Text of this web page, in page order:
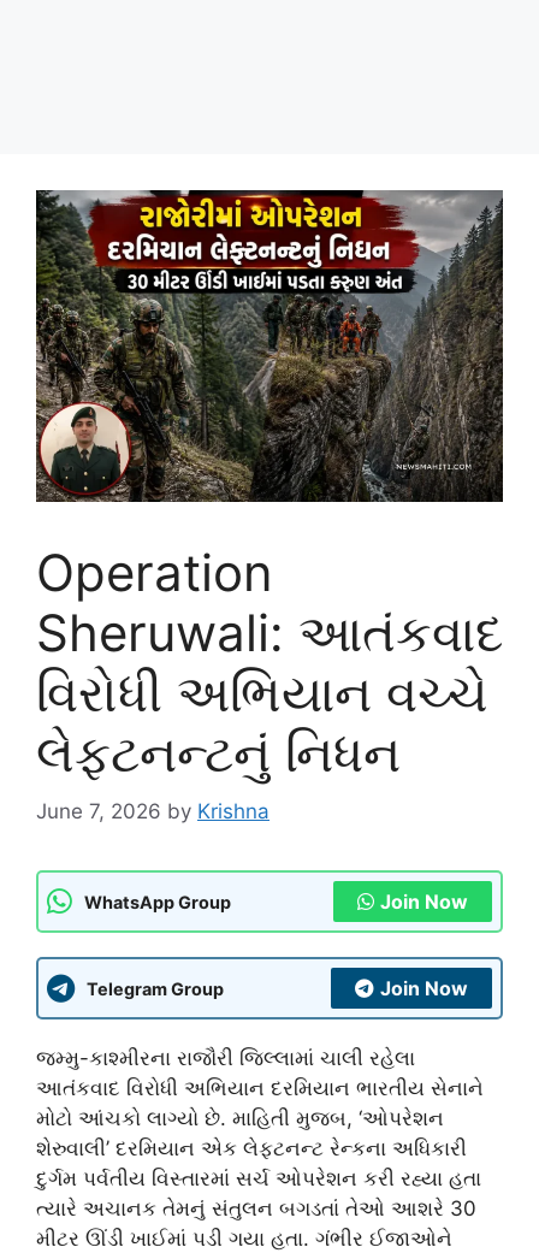
Operation
Sheruwali: આતંકવાદ
વિરોધી અભિયાન વચ્ચે
લેફ્ટનન્ટનું નિધન
June 7, 2026 by Krishna
WhatsApp Group Join Now
Telegram Group Join Now
જમ્મુ-કાશ્મીરના રાજૌરી જિલ્લામાં ચાલી રહેલા
આતંકવાદ વિરોધી અભિયાન દરમિયાન ભારતીય સેનાને
મોટો આંચકો લાગ્યો છે. માહિતી મુજબ, ‘ઓપરેશન
શેરુવાલી’ દરમિયાન એક લેફ્ટનન્ટ રેન્કના અધિકારી
દુર્ગમ પર્વતીય વિસ્તારમાં સર્ચ ઓપરેશન કરી રહ્યા હતા
ત્યારે અચાનક તેમનું સંતુલન બગડતાં તેઓ આશરે 30
મીટર ઊંડી ખાઈમાં પડી ગયા હતા. ગંભીર ઈજાઓને